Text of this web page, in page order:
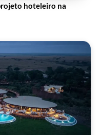
hoteleiro na